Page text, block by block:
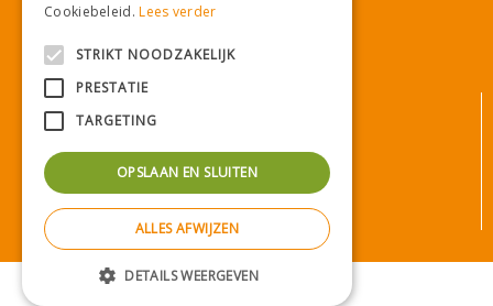
Betaalinformatie
Privacy policy
Green Solutions|Tuincentrum Overzicht
Cookiebeleid.Lees verder
STRIKT NOODZAKELIJK
PRESTATIE
TARGETING
OPSLAAN EN SLUITEN
ALLES AFWIJZEN
DETAILS WEERGEVEN